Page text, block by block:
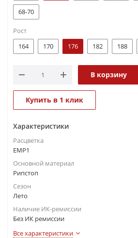
68-70
Рост
164
170 176 182 188
В корзину
Купить в 1 клик
Характеристики
Расцветка
ЕМР1
Основной материал
Рипстоп
Сезон
Лето
Наличие ИК-ремиссии
Без ИК ремиссии
Все характеристики